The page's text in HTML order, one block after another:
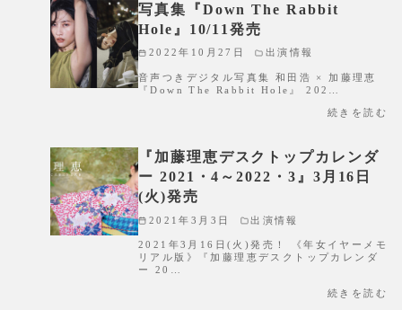
写真集『Down The Rabbit
Hole』10/11発売
2022年10月27日 出演情報
音声つきデジタル写真集 和田浩 × 加藤理恵
『Down The Rabbit Hole』 202…
続きを読む
『加藤理恵デスクトップカレンダ
ー 2021・4～2022・3』3月16日
(火)発売
2021年3月3日 出演情報
2021年3月16日(火)発売！ 《年女イヤーメモ
リアル版》『加藤理恵デスクトップカレンダ
ー 20…
続きを読む